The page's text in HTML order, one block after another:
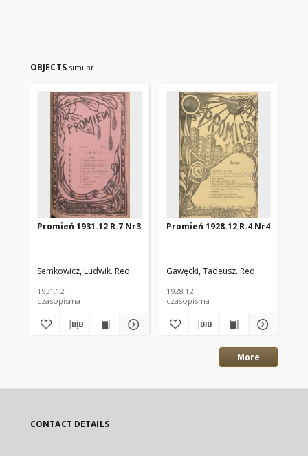
OBJECTS similar
Promień 1931.12 R.7 Nr3
Semkowicz, Ludwik. Red.
1931.12
czasopisma
Promień 1928.12 R.4 Nr4
Gawęcki, Tadeusz. Red.
1928.12
czasopisma
More
CONTACT DETAILS